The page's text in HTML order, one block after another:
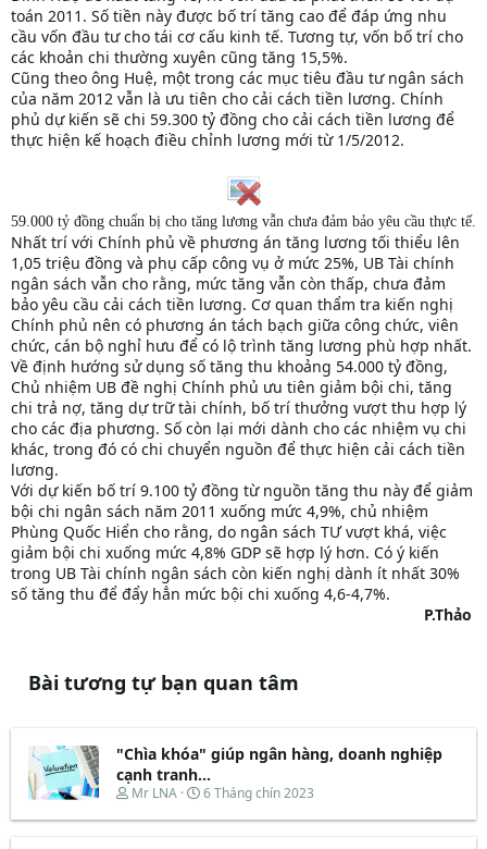
toán 2011. Số tiền này được bố trí tăng cao để đáp ứng nhu
cầu vốn đầu tư cho tái cơ cấu kinh tế. Tương tự, vốn bố trí cho
các khoản chi thường xuyên cũng tăng 15,5%.
Cũng theo ông Huệ, một trong các mục tiêu đầu tư ngân sách
của năm 2012 vẫn là ưu tiên cho cải cách tiền lương. Chính
phủ dự kiến sẽ chi 59.300 tỷ đồng cho cải cách tiền lương để
thực hiện kế hoạch điều chỉnh lương mới từ 1/5/2012.
59.000 tỷ đồng chuẩn bị cho tăng lương vẫn chưa đảm bảo yêu cầu thực tế.
Nhất trí với Chính phủ về phương án tăng lương tối thiểu lên
1,05 triệu đồng và phụ cấp công vụ ở mức 25%, UB Tài chính
ngân sách vẫn cho rằng, mức tăng vẫn còn thấp, chưa đảm
bảo yêu cầu cải cách tiền lương. Cơ quan thẩm tra kiến nghị
Chính phủ nên có phương án tách bạch giữa công chức, viên
chức, cán bộ nghỉ hưu để có lộ trình tăng lương phù hợp nhất.
Về định hướng sử dụng số tăng thu khoảng 54.000 tỷ đồng,
Chủ nhiệm UB đề nghị Chính phủ ưu tiên giảm bội chi, tăng
chi trả nợ, tăng dự trữ tài chính, bố trí thưởng vượt thu hợp lý
cho các địa phương. Số còn lại mới dành cho các nhiệm vụ chi
khác, trong đó có chi chuyển nguồn để thực hiện cải cách tiền
lương.
Với dự kiến bố trí 9.100 tỷ đồng từ nguồn tăng thu này để giảm
bội chi ngân sách năm 2011 xuống mức 4,9%, chủ nhiệm
Phùng Quốc Hiển cho rằng, do ngân sách TƯ vượt khá, việc
giảm bội chi xuống mức 4,8% GDP sẽ hợp lý hơn. Có ý kiến
trong UB Tài chính ngân sách còn kiến nghị dành ít nhất 30%
số tăng thu để đẩy hẳn mức bội chi xuống 4,6-4,7%.
P.Thảo
Bài tương tự bạn quan tâm
"Chìa khóa" giúp ngân hàng, doanh nghiệp
cạnh tranh...
T
r
Mr LNA
N
à
6 Tháng chín 2023